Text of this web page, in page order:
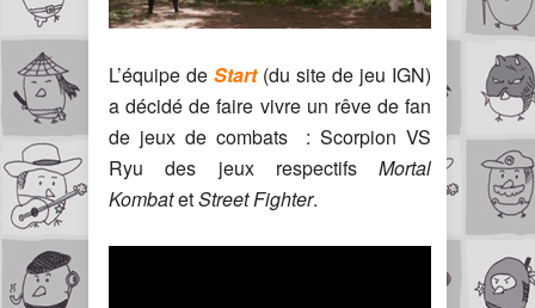
L’équipe de Start(du site de jeu IGN)
a décidé de faire vivre un rêve de fan
de jeux de combats : Scorpion VS
Ryu des jeux respectifsMortal
KombatetStreet Fighter.